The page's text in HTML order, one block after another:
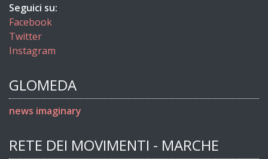
Seguici su:
Facebook
Twitter
Instagram
GLOMEDA
news imaginary
RETE DEI MOVIMENTI - MARCHE